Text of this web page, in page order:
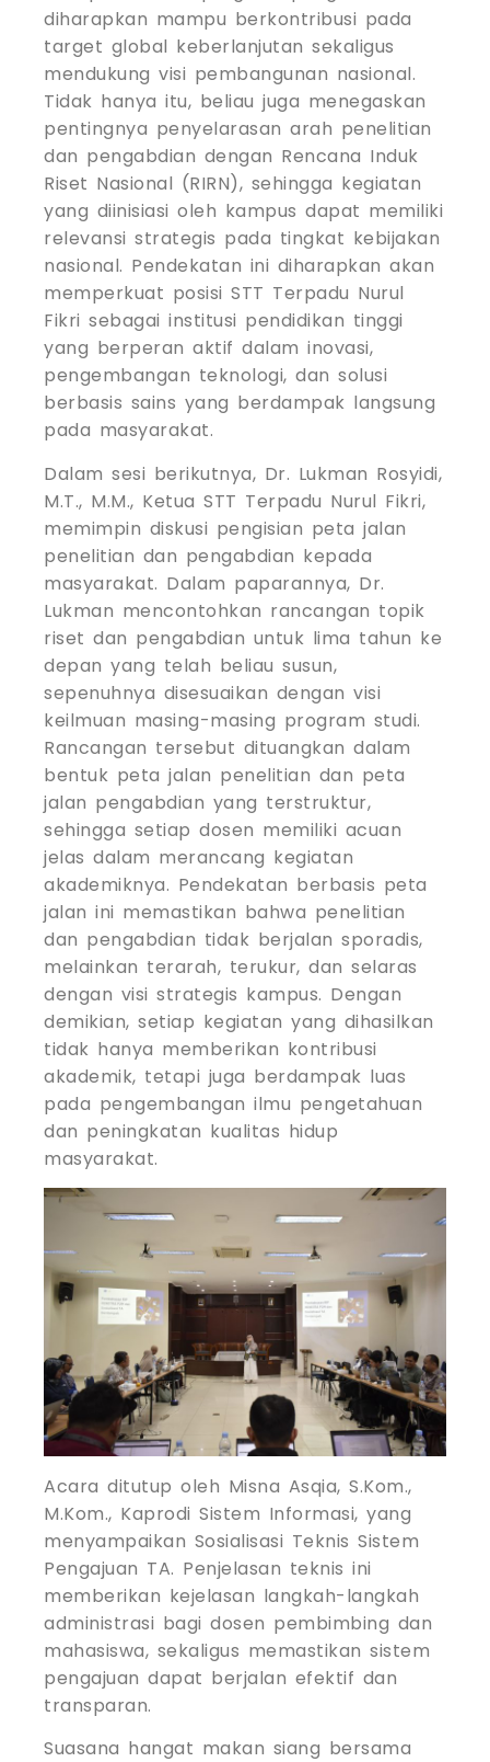
diharapkan mampu berkontribusi pada
target global keberlanjutan sekaligus
mendukung visi pembangunan nasional.
Tidak hanya itu, beliau juga menegaskan
pentingnya penyelarasan arah penelitian
dan pengabdian dengan Rencana Induk
Riset Nasional (RIRN), sehingga kegiatan
yang diinisiasi oleh kampus dapat memiliki
relevansi strategis pada tingkat kebijakan
nasional. Pendekatan ini diharapkan akan
memperkuat posisi STT Terpadu Nurul
Fikri sebagai institusi pendidikan tinggi
yang berperan aktif dalam inovasi,
pengembangan teknologi, dan solusi
berbasis sains yang berdampak langsung
pada masyarakat.
Dalam sesi berikutnya, Dr. Lukman Rosyidi,
M.T., M.M., Ketua STT Terpadu Nurul Fikri,
memimpin diskusi pengisian peta jalan
penelitian dan pengabdian kepada
masyarakat. Dalam paparannya, Dr.
Lukman mencontohkan rancangan topik
riset dan pengabdian untuk lima tahun ke
depan yang telah beliau susun,
sepenuhnya disesuaikan dengan visi
keilmuan masing-masing program studi.
Rancangan tersebut dituangkan dalam
bentuk peta jalan penelitian dan peta
jalan pengabdian yang terstruktur,
sehingga setiap dosen memiliki acuan
jelas dalam merancang kegiatan
akademiknya. Pendekatan berbasis peta
jalan ini memastikan bahwa penelitian
dan pengabdian tidak berjalan sporadis,
melainkan terarah, terukur, dan selaras
dengan visi strategis kampus. Dengan
demikian, setiap kegiatan yang dihasilkan
tidak hanya memberikan kontribusi
akademik, tetapi juga berdampak luas
pada pengembangan ilmu pengetahuan
dan peningkatan kualitas hidup
masyarakat.
Acara ditutup oleh Misna Asqia, S.Kom.,
M.Kom., Kaprodi Sistem Informasi, yang
menyampaikan Sosialisasi Teknis Sistem
Pengajuan TA. Penjelasan teknis ini
memberikan kejelasan langkah-langkah
administrasi bagi dosen pembimbing dan
mahasiswa, sekaligus memastikan sistem
pengajuan dapat berjalan efektif dan
transparan.
Suasana hangat makan siang bersama